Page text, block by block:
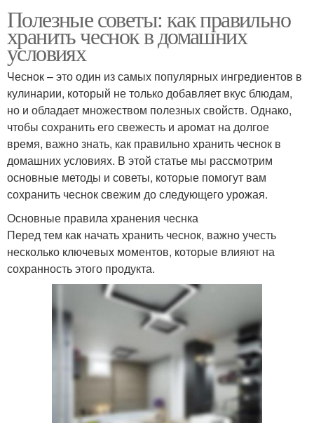
Хранение в комнатных
условиях
Хранение в
морозильнике
Чеснок из хранилища
Температура для
Хранение в бумажных
пакетах
Чеснок в квартире
Чеснок перед
хранением
Место для хранения
Вариант для хранения Чеснок без хлопот
Материалы для
Плесени при хранении
Полезные советы: как правильно
хранить чеснок в домашних
условиях
Чеснок – это один из самых популярных ингредиентов в
кулинарии, который не только добавляет вкус блюдам,
но и обладает множеством полезных свойств. Однако,
чтобы сохранить его свежесть и аромат на долгое
время, важно знать, как правильно хранить чеснок в
домашних условиях. В этой статье мы рассмотрим
основные методы и советы, которые помогут вам
сохранить чеснок свежим до следующего урожая.
Основные правила хранения чеснка
Перед тем как начать хранить чеснок, важно учесть
несколько ключевых моментов, которые влияют на
сохранность этого продукта.